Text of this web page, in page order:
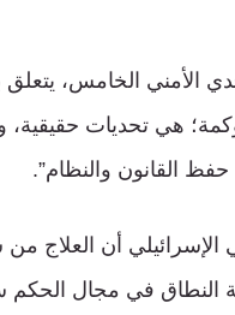
الخامس، يتعلق
هي تحديات حقيقية،
حفظ القانون والنظام”.
الإسرائيلي أن العلاج
في مجال الحكم